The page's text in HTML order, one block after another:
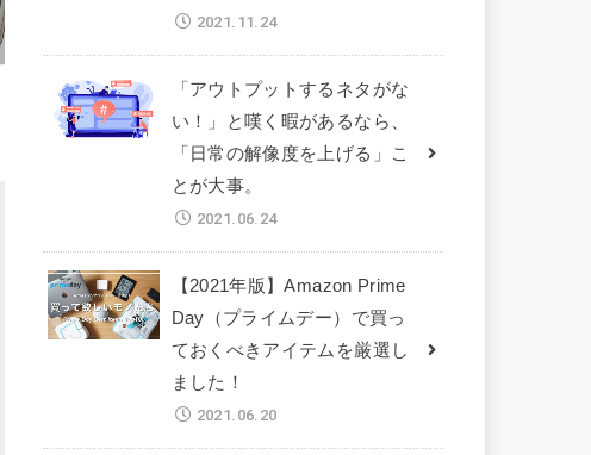
2021.11.24
「アウトプットするネタがな
い！」と嘆く暇があるなら、
「日常の解像度を上げる」こ
とが大事。
2021.06.24
【2021年版】Amazon Prime
Day（プライムデー）で買っ
ておくべきアイテムを厳選し
ました！
2021.06.20